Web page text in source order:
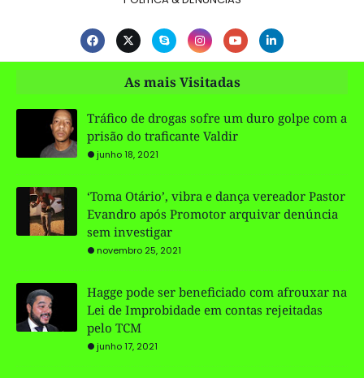
As mais Visitadas
Tráfico de drogas sofre um duro golpe com a
prisão do traficante Valdir
junho 18, 2021
‘Toma Otário’, vibra e dança vereador Pastor
Evandro após Promotor arquivar denúncia
sem investigar
novembro 25, 2021
Hagge pode ser beneficiado com afrouxar na
Lei de Improbidade em contas rejeitadas
pelo TCM
junho 17, 2021